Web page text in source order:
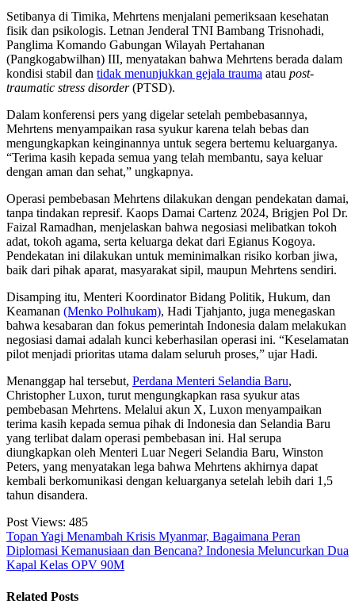
Setibanya di Timika, Mehrtens menjalani pemeriksaan kesehatan
fisik dan psikologis. Letnan Jenderal TNI Bambang Trisnohadi,
Panglima Komando Gabungan Wilayah Pertahanan
(Pangkogabwilhan) III, menyatakan bahwa Mehrtens berada dalam
kondisi stabil dan tidak menunjukkan gejala trauma atau post-
traumatic stress disorder(PTSD).
Dalam konferensi pers yang digelar setelah pembebasannya,
Mehrtens menyampaikan rasa syukur karena telah bebas dan
mengungkapkan keinginannya untuk segera bertemu keluarganya.
“Terima kasih kepada semua yang telah membantu, saya keluar
dengan aman dan sehat,” ungkapnya.
Operasi pembebasan Mehrtens dilakukan dengan pendekatan damai,
tanpa tindakan represif. Kaops Damai Cartenz 2024, Brigjen Pol Dr.
Faizal Ramadhan, menjelaskan bahwa negosiasi melibatkan tokoh
adat, tokoh agama, serta keluarga dekat dari Egianus Kogoya.
Pendekatan ini dilakukan untuk meminimalkan risiko korban jiwa,
baik dari pihak aparat, masyarakat sipil, maupun Mehrtens sendiri.
Disamping itu, Menteri Koordinator Bidang Politik, Hukum, dan
Keamanan (Menko Polhukam), Hadi Tjahjanto, juga menegaskan
bahwa kesabaran dan fokus pemerintah Indonesia dalam melakukan
negosiasi damai adalah kunci keberhasilan operasi ini. “Keselamatan
pilot menjadi prioritas utama dalam seluruh proses,” ujar Hadi.
Menanggap hal tersebut, Perdana Menteri Selandia Baru,
Christopher Luxon, turut mengungkapkan rasa syukur atas
pembebasan Mehrtens. Melalui akun X, Luxon menyampaikan
terima kasih kepada semua pihak di Indonesia dan Selandia Baru
yang terlibat dalam operasi pembebasan ini. Hal serupa
diungkapkan oleh Menteri Luar Negeri Selandia Baru, Winston
Peters, yang menyatakan lega bahwa Mehrtens akhirnya dapat
kembali berkomunikasi dengan keluarganya setelah lebih dari 1,5
tahun disandera.
Post Views: 485
Topan Yagi Menambah Krisis Myanmar, Bagaimana Peran
Diplomasi Kemanusiaan dan Bencana? Indonesia Meluncurkan Dua
Kapal Kelas OPV 90M
Related Posts